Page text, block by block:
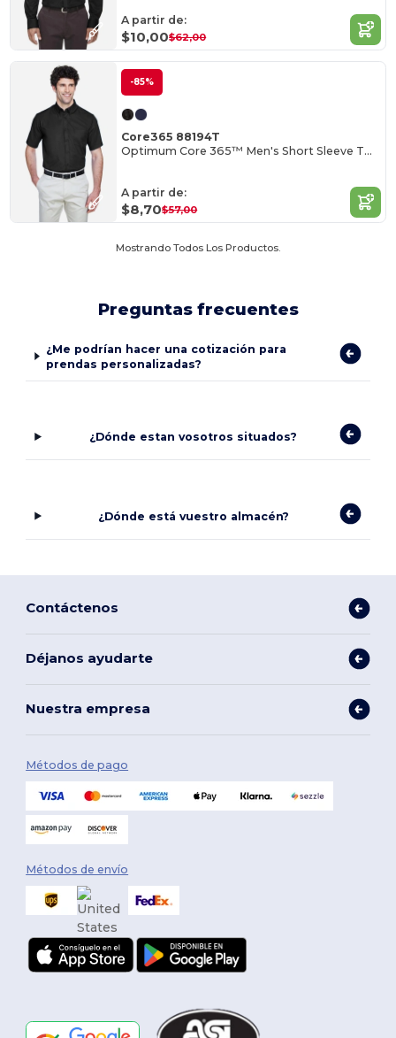
A partir de:
$10,00$62,00
-85%
Core365 88194T
Optimum Core 365™ Men's Short Sleeve Twill Shirts
A partir de:
$8,70$57,00
Mostrando Todos Los Productos.
Preguntas frecuentes
¿Me podrían hacer una cotización para
prendas personalizadas?
¿Dónde estan vosotros situados?
¿Dónde está vuestro almacén?
Contáctenos
Déjanos ayudarte
Nuestra empresa
Métodos de pago
Métodos de envío